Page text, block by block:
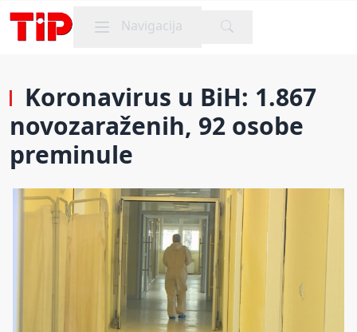
Mobile menu
Navigacija
Koronavirus u BiH: 1.867
novozaraženih, 92 osobe
preminule